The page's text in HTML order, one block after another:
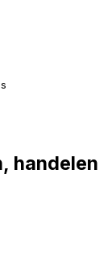
handelen